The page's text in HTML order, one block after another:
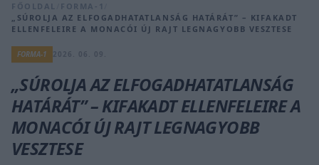
FŐOLDAL FORMA-1
„SÚROLJA AZ ELFOGADHATATLANSÁG HATÁRÁT” – KIFAKADT
ELLENFELEIRE A MONACÓI ÚJ RAJT LEGNAGYOBB VESZTESE
FORMA-1
„SÚROLJA AZ ELFOGADHATATLANSÁG
HATÁRÁT” – KIFAKADT ELLENFELEIRE A
MONACÓI ÚJ RAJT LEGNAGYOBB
VESZTESE